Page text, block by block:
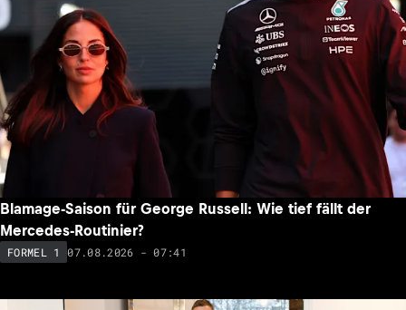
Blamage-Saison für George Russell: Wie tief fällt der
Mercedes-Routinier?
FORMEL 1 07.08.2026 - 07:41